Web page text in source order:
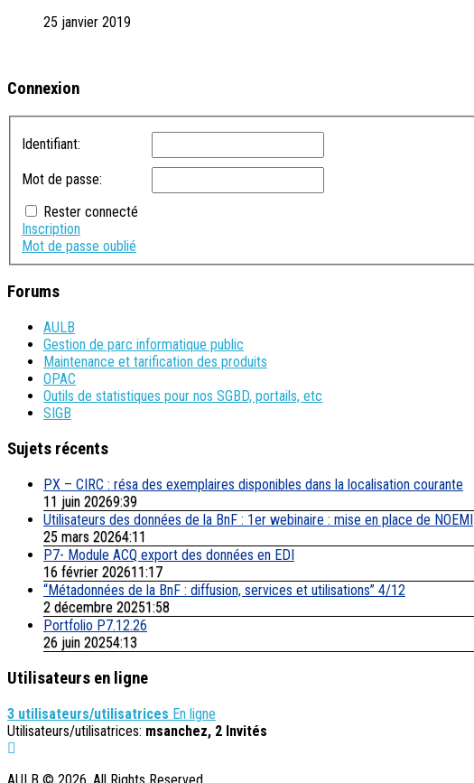
25 janvier 2019
Connexion
Identifiant:
Mot de passe:
Rester connecté
Inscription
Mot de passe oublié
Forums
AULB
Gestion de parc informatique public
Maintenance et tarification des produits
OPAC
Outils de statistiques pour nos SGBD, portails, etc
SIGB
Sujets récents
PX – CIRC : résa des exemplaires disponibles dans la localisation courante
11 juin 20269:39
Utilisateurs des données de la BnF : 1er webinaire : mise en place de NOEMI
25 mars 20264:11
P7- Module ACQ export des données en EDI
16 février 202611:17
“Métadonnées de la BnF : diffusion, services et utilisations” 4/12
2 décembre 20251:58
Portfolio P7.12.26
26 juin 20254:13
Utilisateurs en ligne
3 utilisateurs/utilisatrices En ligne
Utilisateurs/utilisatrices: msanchez, 2 Invités